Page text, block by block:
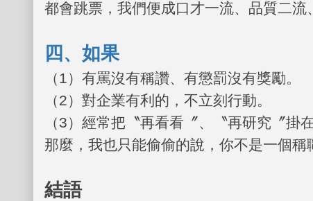
都會跳票，我們便成口才一流、品質二流
四、如果
（1）有罵沒有稱讚、有懲罰沒有獎勵。
（2）對企業有利的，不立刻行動。
（3）經常把〝再看看〞、〝再研究〞掛在
那麼，我也只能偷偷的說，你不是一個稱
結語